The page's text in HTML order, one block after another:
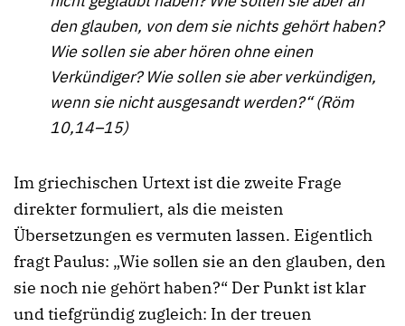
den glauben, von dem sie nichts gehört haben?
Wie sollen sie aber hören ohne einen
Verkündiger? Wie sollen sie aber verkündigen,
wenn sie nicht ausgesandt werden?“ (Röm
10,14–15)
Im griechischen Urtext ist die zweite Frage
direkter formuliert, als die meisten
Übersetzungen es vermuten lassen. Eigentlich
fragt Paulus: „Wie sollen sie an den glauben, den
sie noch nie gehört haben?“ Der Punkt ist klar
und tiefgründig zugleich: In der treuen